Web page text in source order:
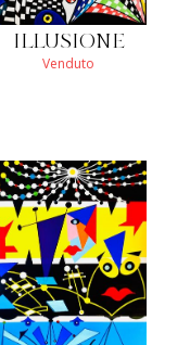
ILLUSIONE
Venduto